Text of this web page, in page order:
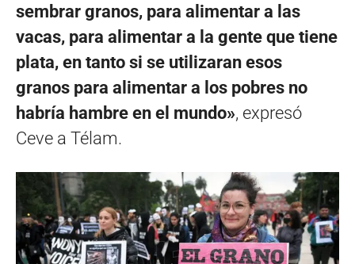
sembrar granos, para alimentar a las
vacas, para alimentar a la gente que tiene
plata, en tanto si se utilizaran esos
granos para alimentar a los pobres no
habría hambre en el mundo», expresó
Ceve a Télam.